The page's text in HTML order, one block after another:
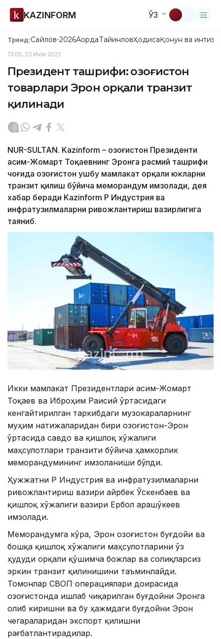
KAZINFORM ЎЗ
Тренд:Сайлов-2026АқордаТайинловҲодисаҚонун ва
13:05, 20 Июн 2022
Президент ташрифи: Қозоғистон
товарлари Эрон орқали транзит
қилинади
NUR-SULTAN. Kazinform – Қозоғистон Президенти
Қасим-Жомарт Тоқаевнинг Эронга расмий ташрифи
чоғида Қозоғистон ушбу мамлакат орқали юкларни
транзит қилиш бўйича меморандум имзолади, дея
хабар беради Kazinform ҚР Индустрия ва
инфратузилмаларни ривожлантириш вазирлигига
таяниб.
Икки мамлакат Президентлари Қасим-Жомарт
Тоқаев ва Иброҳим Раисий ўртасидаги
кенгайтирилган таркибдаги музокараларнинг
муҳим натижаларидан бири Қозоғистон-Эрон
ўртасида савдо ва қишлоқ хўжалиги
маҳсулотлари транзити бўйича ҳамкорлик
меморандумининг имзоланиши бўлди.
Ҳужжатни ҚР Индустрия ва инфратузилмаларни
ривожлантириш вазири Қайрбек Ўскенбаев ва
қишлоқ хўжалиги вазири Ербол Қарашўкеев
имзолади.
Меморандумга кўра, Эрон Қозоғистон буғдойи ва
бошқа қишлоқ хўжалиги маҳсулотларини ўз
ҳудуди орқали қўшимча божлар ва солиқларсиз
эркин транзит қилинишини таъминлайди.
Томонлар СВОП операциялари доирасида
Қозоғистонда ишлаб чиқарилган буғдойни Эронга
олиб киришни ва бу ҳажмдаги буғдойни Эрон
чегараларидан экспорт қилишни
рағбатлантирадилар.